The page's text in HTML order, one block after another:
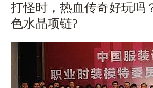
打怪时，热血传奇好玩吗
色水晶项链?